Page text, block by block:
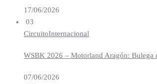
17/06/2026
03
CircuitoInternacional
WSBK 2026 – Motorland Aragón: Bulega
07/06/2026